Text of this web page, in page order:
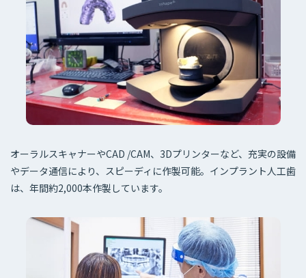
オーラルスキャナーやCAD /CAM、3Dプリンターなど、充実の設備
やデータ通信により、スピーディに作製可能。インプラント人工歯
は、年間約2,000本作製しています。